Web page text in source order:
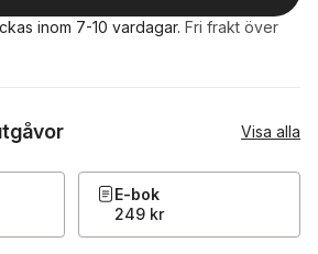
inom 7-10 vardagar. Fri frakt över
Visa alla
E-bok
249 kr